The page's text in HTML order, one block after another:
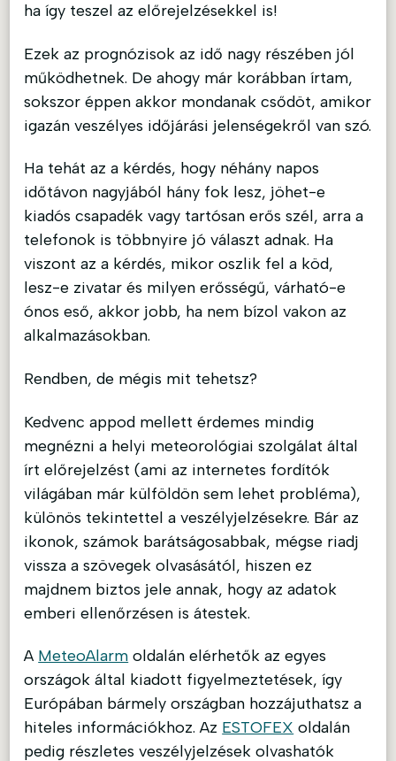
ha így teszel az előrejelzésekkel is!
Ezek az prognózisok az idő nagy részében jól
működhetnek. De ahogy már korábban írtam,
sokszor éppen akkor mondanak csődöt, amikor
igazán veszélyes időjárási jelenségekről van szó.
Ha tehát az a kérdés, hogy néhány napos
időtávon nagyjából hány fok lesz, jöhet-e
kiadós csapadék vagy tartósan erős szél, arra a
telefonok is többnyire jó választ adnak. Ha
viszont az a kérdés, mikor oszlik fel a köd,
lesz-e zivatar és milyen erősségű, várható-e
ónos eső, akkor jobb, ha nem bízol vakon az
alkalmazásokban.
Rendben, de mégis mit tehetsz?
Kedvenc appod mellett érdemes mindig
megnézni a helyi meteorológiai szolgálat által
írt előrejelzést (ami az internetes fordítók
világában már külföldön sem lehet probléma),
különös tekintettel a veszélyjelzésekre. Bár az
ikonok, számok barátságosabbak, mégse riadj
vissza a szövegek olvasásától, hiszen ez
majdnem biztos jele annak, hogy az adatok
emberi ellenőrzésen is átestek.
A MeteoAlarm oldalán elérhetők az egyes
országok által kiadott figyelmeztetések, így
Európában bármely országban hozzájuthatsz a
hiteles információkhoz. Az ESTOFEX oldalán
pedig részletes veszélyjelzések olvashatók